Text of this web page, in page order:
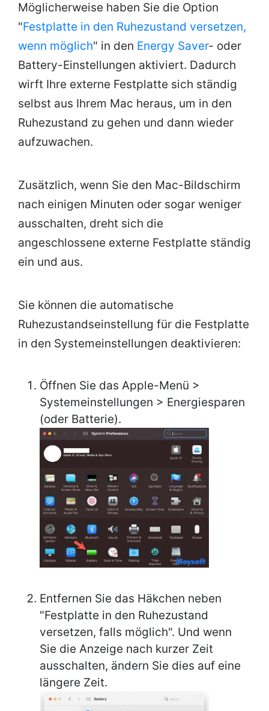
Möglicherweise haben Sie die Option
"Festplatte in den Ruhezustand versetzen,
wenn möglich" in den Energy Saver- oder
Battery-Einstellungen aktiviert. Dadurch
wirft Ihre externe Festplatte sich ständig
selbst aus Ihrem Mac heraus, um in den
Ruhezustand zu gehen und dann wieder
aufzuwachen.
Zusätzlich, wenn Sie den Mac-Bildschirm
nach einigen Minuten oder sogar weniger
ausschalten, dreht sich die
angeschlossene externe Festplatte ständig
ein und aus.
Sie können die automatische
Ruhezustandseinstellung für die Festplatte
in den Systemeinstellungen deaktivieren:
Öffnen Sie das Apple-Menü >
Systemeinstellungen > Energiesparen
(oder Batterie).
Entfernen Sie das Häkchen neben
"Festplatte in den Ruhezustand
versetzen, falls möglich". Und wenn
Sie die Anzeige nach kurzer Zeit
ausschalten, ändern Sie dies auf eine
längere Zeit.